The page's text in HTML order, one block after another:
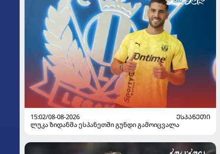
15:02/08-08-2026
ᲔᲡᲞᲐᲜᲔᲗᲘ
ლუკა ზიდანმა ესპანეთში გუნდი გამოიცვალა